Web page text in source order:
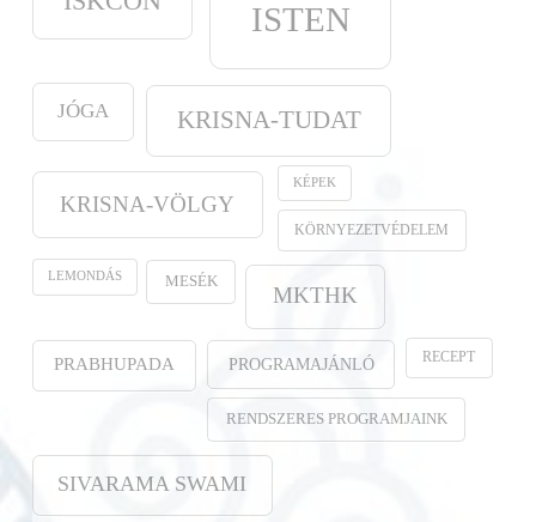
ISTEN
JÓGA KRISNA-TUDAT
KRISNA-VÖLGY
KÉPEK
KÖRNYEZETVÉDELEM
LEMONDÁS MESÉK
MKTHK
PRABHUPADA PROGRAMAJÁNLÓ RECEPT
RENDSZERES PROGRAMJAINK
SIVARAMA SWAMI